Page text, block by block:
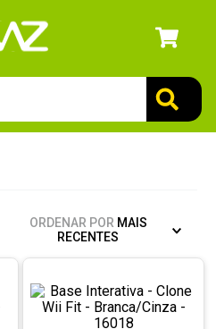
ORDENAR POR MAIS
RECENTES
teclado
ssd
openbox